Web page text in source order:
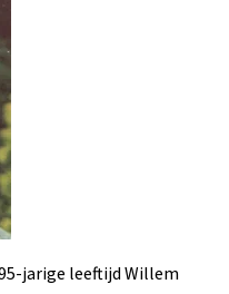
jarige leeftijd Willem